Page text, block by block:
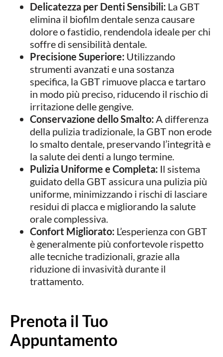
Delicatezza per Denti Sensibili: La GBT
elimina il biofilm dentale senza causare
dolore o fastidio, rendendola ideale per chi
soffre di sensibilità dentale.
Precisione Superiore: Utilizzando
strumenti avanzati e una sostanza
specifica, la GBT rimuove placca e tartaro
in modo più preciso, riducendo il rischio di
irritazione delle gengive.
Conservazione dello Smalto: A differenza
della pulizia tradizionale, la GBT non erode
lo smalto dentale, preservando l’integrità e
la salute dei denti a lungo termine.
Pulizia Uniforme e Completa: Il sistema
guidato della GBT assicura una pulizia più
uniforme, minimizzando i rischi di lasciare
residui di placca e migliorando la salute
orale complessiva.
Confort Migliorato: L’esperienza con GBT
è generalmente più confortevole rispetto
alle tecniche tradizionali, grazie alla
riduzione di invasività durante il
trattamento.
Prenota il Tuo
Appuntamento